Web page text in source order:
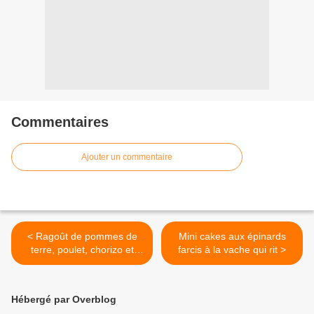
Commentaires
Ajouter un commentaire
< Ragoût de pommes de
terre, poulet, chorizo et
haricots blancs
Mini cakes aux épinards
farcis à la vache qui rit >
Hébergé par Overblog